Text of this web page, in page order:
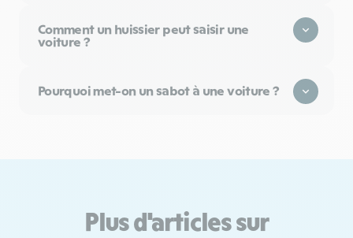
Comment un huissier peut saisir une
voiture ?
Pourquoi met-on un sabot à une voiture ?
Plus d'articles sur